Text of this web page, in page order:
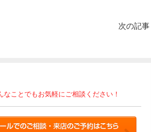
次の記事
ことでもお気軽にご相談ください！